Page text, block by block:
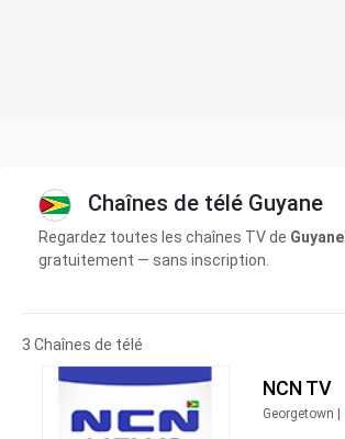
Chaînes de télé Guyane
Regardez toutes les chaînes TV de Guyane
gratuitement — sans inscription.
3 Chaînes de télé
NCN TV
Georgetown |